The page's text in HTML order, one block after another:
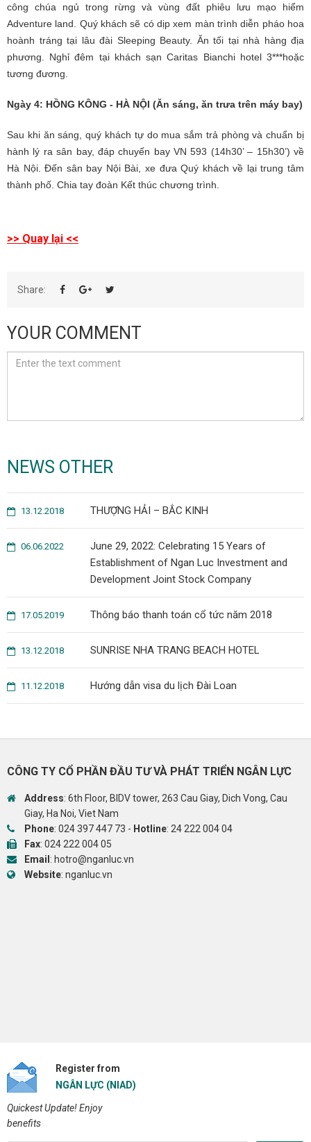
công chúa ngủ trong rừng và vùng đất phiêu lưu mạo hiểm
Adventure land. Quý khách sẽ có dịp xem màn trình diễn pháo hoa
hoành tráng tại lâu đài Sleeping Beauty. Ăn tối tại nhà hàng địa
phương. Nghỉ đêm tại khách sạn Caritas Bianchi hotel 3***hoặc
tương đương.
Ngày 4: HỒNG KÔNG - HÀ NỘI (Ăn sáng, ăn trưa trên máy bay)
Sau khi ăn sáng, quý khách tự do mua sắm trả phòng và chuẩn bị
hành lý ra sân bay, đáp chuyến bay VN 593 (14h30’ – 15h30’) về
Hà Nội. Đến sân bay Nội Bài, xe đưa Quý khách về lại trung tâm
thành phố. Chia tay đoàn Kết thúc chương trình.
>> Quay lại <<
Share:
YOUR COMMENT
NEWS OTHER
THƯỢNG HẢI – BẮC KINH
13.12.2018
June 29, 2022: Celebrating 15 Years of
Establishment of Ngan Luc Investment and
Development Joint Stock Company
06.06.2022
Thông báo thanh toán cổ tức năm 2018
17.05.2019
SUNRISE NHA TRANG BEACH HOTEL
13.12.2018
Hướng dẫn visa du lịch Đài Loan
11.12.2018
CÔNG TY CỔ PHẦN ĐẦU TƯ VÀ PHÁT TRIỂN NGÂN LỰC
Address: 6th Floor, BIDV tower, 263 Cau Giay, Dich Vong, Cau
Giay, Ha Noi, Viet Nam
Phone: 024 397 447 73 - Hotline: 24 222 004 04
Fax: 024 222 004 05
Email : hotro@nganluc.vn
Website: nganluc.vn
Register from
NGÂN LỰC (NIAD)
Quickest Update! Enjoy
benefits